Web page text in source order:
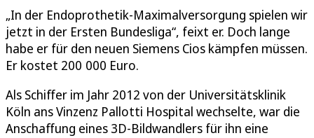
„In der Endoprothetik-Maximalversorgung spielen wir
jetzt in der Ersten Bundesliga“, feixt er. Doch lange
habe er für den neuen Siemens Cios kämpfen müssen.
Er kostet 200 000 Euro.
Als Schiffer im Jahr 2012 von der Universitätsklinik
Köln ans Vinzenz Pallotti Hospital wechselte, war die
Anschaffung eines 3D-Bildwandlers für ihn eine